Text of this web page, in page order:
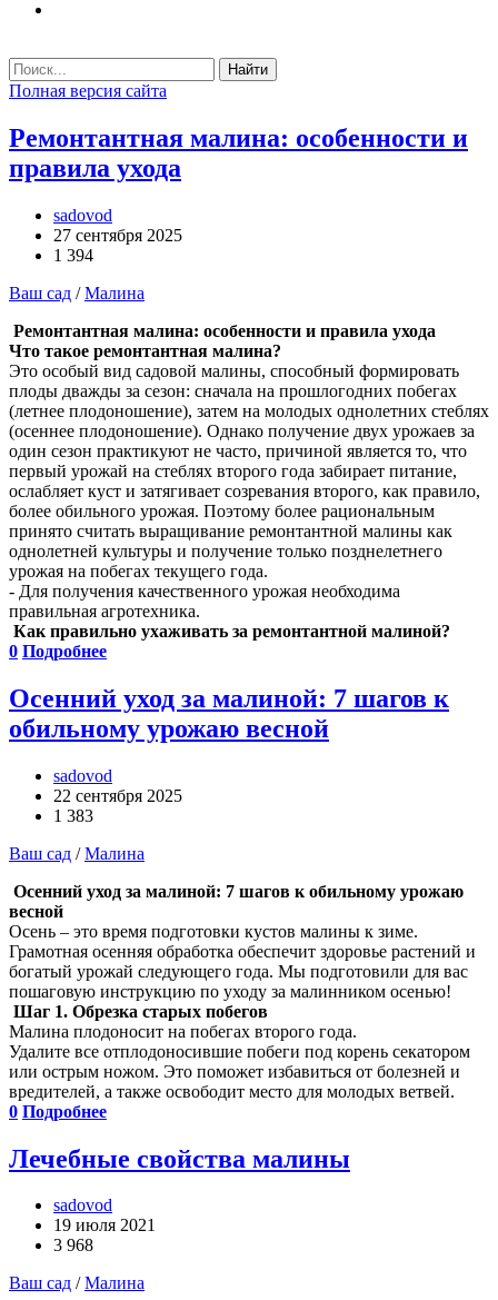
Найти
Полная версия сайта
Ремонтантная малина: особенности и
правила ухода
sadovod
27 сентября 2025
1 394
Ваш сад /Малина
Ремонтантная малина: особенности и правила ухода
Что такое ремонтантная малина?
Это особый вид садовой малины, способный формировать
плоды дважды за сезон: сначала на прошлогодних побегах
(летнее плодоношение), затем на молодых однолетних стеблях
(осеннее плодоношение). Однако получение двух урожаев за
один сезон практикуют не часто, причиной является то, что
первый урожай на стеблях второго года забирает питание,
ослабляет куст и затягивает созревания второго, как правило,
более обильного урожая. Поэтому более рациональным
принято считать выращивание ремонтантной малины как
однолетней культуры и получение только позднелетнего
урожая на побегах текущего года.
- Для получения качественного урожая необходима
правильная агротехника.
Как правильно ухаживать за ремонтантной малиной?
0 Подробнее
Осенний уход за малиной: 7 шагов к
обильному урожаю весной
sadovod
22 сентября 2025
1 383
Ваш сад /Малина
Осенний уход за малиной: 7 шагов к обильному урожаю
весной
Осень – это время подготовки кустов малины к зиме.
Грамотная осенняя обработка обеспечит здоровье растений и
богатый урожай следующего года. Мы подготовили для вас
пошаговую инструкцию по уходу за малинником осенью!
Шаг 1. Обрезка старых побегов
Малина плодоносит на побегах второго года.
Удалите все отплодоносившие побеги под корень секатором
или острым ножом. Это поможет избавиться от болезней и
вредителей, а также освободит место для молодых ветвей.
0 Подробнее
Лечебные свойства малины
sadovod
19 июля 2021
3 968
Ваш сад /Малина